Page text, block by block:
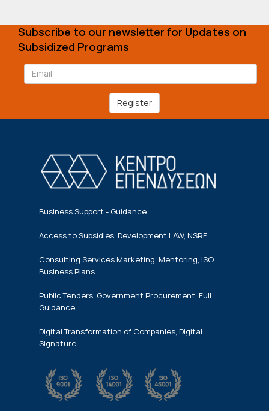
Subscribe to our newsletter for Updates on
Subsidized Programs
Register
Business Support - Guidance.
Access to Subsidies, Development LAW, NSRF.
Consulting Services Marketing, Mentoring, ISO,
Business Plans.
Public Tenders, Government Procurement, Full
Guidance.
Digital Transformation of Companies, Digital
Signature.